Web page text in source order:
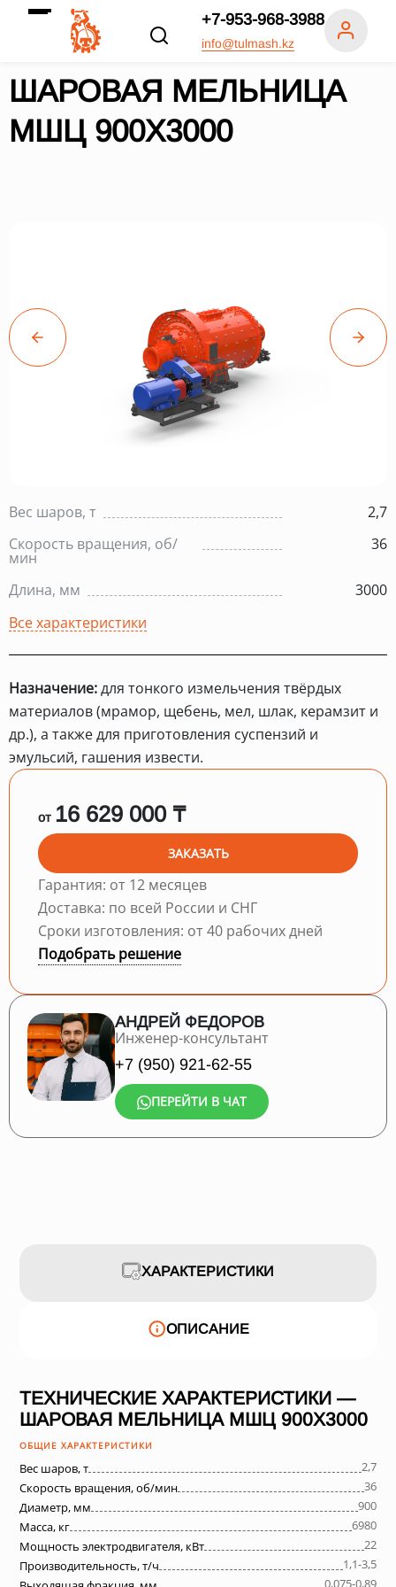
+7-953-968-3988
info@tulmash.kz
ШАРОВАЯ МЕЛЬНИЦА
МШЦ 900Х3000
Вес шаров, т
2,7
Скорость вращения, об/
мин
36
Длина, мм
3000
Все характеристики
Назначение:для тонкого измельчения твёрдых
материалов (мрамор, щебень, мел, шлак, керамзит и
др.), а также для приготовления суспензий и
эмульсий, гашения извести.
от 16 629 000 ₸
ЗАКАЗАТЬ
Гарантия: от 12 месяцев
Доставка: по всей России и СНГ
Сроки изготовления: от 40 рабочих дней
Подобрать решение
АНДРЕЙ ФЕДОРОВ
Инженер-консультант
+7 (950) 921-62-55
ПЕРЕЙТИ В ЧАТ
ХАРАКТЕРИСТИКИ
ОПИСАНИЕ
ТЕХНИЧЕСКИЕ ХАРАКТЕРИСТИКИ —
ШАРОВАЯ МЕЛЬНИЦА МШЦ 900Х3000
ОБЩИЕ ХАРАКТЕРИСТИКИ
Вес шаров, т
2,7
Скорость вращения, об/мин
36
Диаметр, мм
900
Масса, кг
6980
Мощность электродвигателя, кВт
22
Производительность, т/ч
1,1-3,5
0,075-0,89